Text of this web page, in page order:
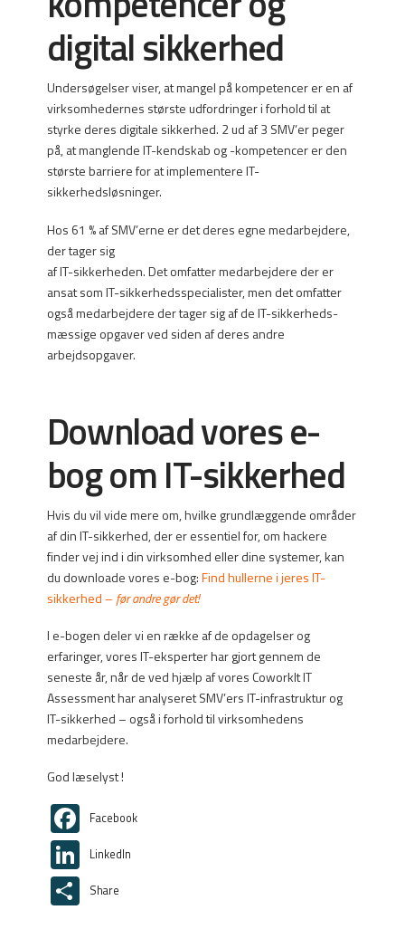
digital sikkerhed
Undersøgelser viser, at mangel på kompetencer er en af
virksomhedernes største udfordringer i forhold til at
styrke deres digitale sikkerhed. 2 ud af 3 SMV’er peger
på, at manglende IT-kendskab og -kompetencer er den
største barriere for at implementere IT-
sikkerhedsløsninger.
Hos 61 % af SMV’erne er det deres egne medarbejdere,
der tager sig
af IT-sikkerheden. Det omfatter medarbejdere der er
ansat som IT-sikkerhedsspecialister, men det omfatter
også medarbejdere der tager sig af de IT-sikkerheds-
mæssige opgaver ved siden af deres andre
arbejdsopgaver.
Download vores e-
bog om IT-sikkerhed
Hvis du vil vide mere om, hvilke grundlæggende områder
af din IT-sikkerhed, der er essentiel for, om hackere
finder vej ind i din virksomhed eller dine systemer, kan
du downloade vores e-bog:Find hullerne i jeres IT-
sikkerhed – før andre gør det!
I e-bogen deler vi en række af de opdagelser og
erfaringer, vores IT-eksperter har gjort gennem de
seneste år, når de ved hjælp af vores CoworkIt IT
Assessment har analyseret SMV’ers IT-infrastruktur og
IT-sikkerhed – også i forhold til virksomhedens
medarbejdere.
God læselyst !
Facebook
LinkedIn
Share